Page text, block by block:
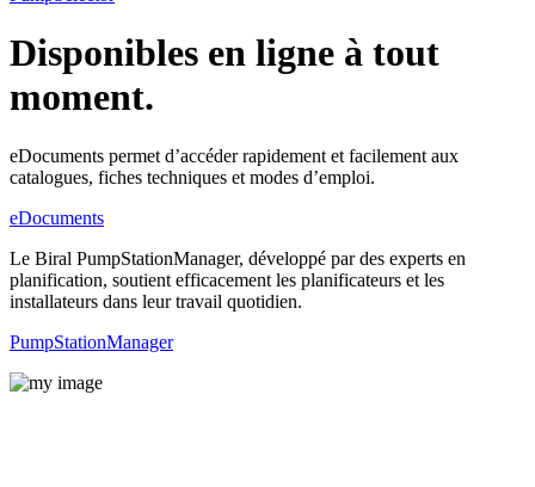
Disponibles en ligne à tout
moment.
eDocuments permet d’accéder rapidement et facilement aux
catalogues, fiches techniques et modes d’emploi.
eDocuments
Le Biral PumpStationManager, développé par des experts en
planification, soutient efficacement les planificateurs et les
installateurs dans leur travail quotidien.
PumpStationManager